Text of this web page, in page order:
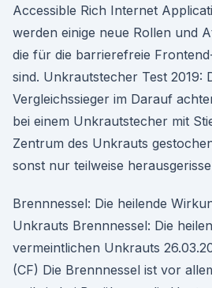
Accessible Rich Internet
werden einige neue Rollen und
die für die barrierefreie
sind. Unkrautstecher Test 2019:
Vergleichssieger im Darauf
bei einem Unkrautstecher mit
Zentrum des Unkrauts
sonst nur teilweise
Brennnessel: Die heilende
Unkrauts Brennnessel: Die
vermeintlichen Unkrauts
(CF) Die Brennnessel ist vor